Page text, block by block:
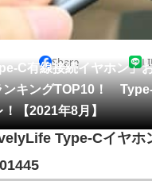
を集めた総合ページ
来を見通す
C有線接続イヤホン」
キングTOP10！
！【2021年8月】
Share
Type-Cイヤホ